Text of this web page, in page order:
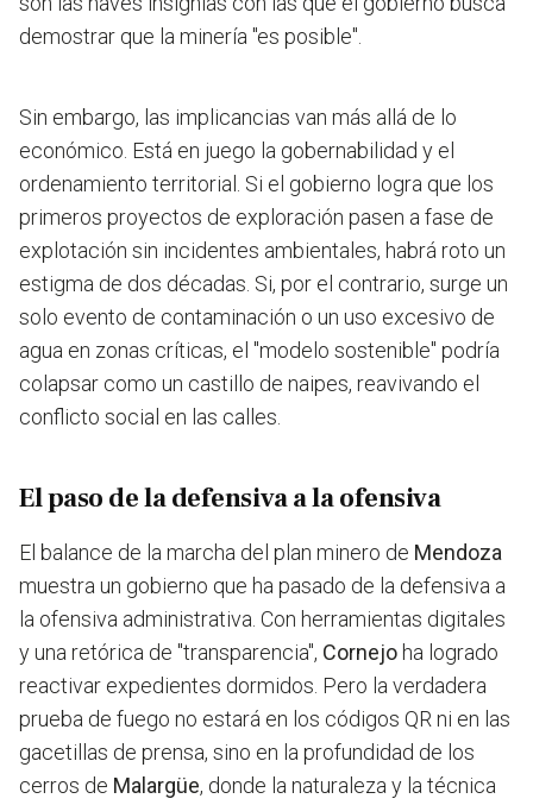
demostrar que la minería "es posible".
Sin embargo, las implicancias van más allá de lo
económico. Está en juego la gobernabilidad y el
ordenamiento territorial. Si el gobierno logra que los
primeros proyectos de exploración pasen a fase de
explotación sin incidentes ambientales, habrá roto un
estigma de dos décadas. Si, por el contrario, surge un
solo evento de contaminación o un uso excesivo de
agua en zonas críticas, el "modelo sostenible" podría
colapsar como un castillo de naipes, reavivando el
conflicto social en las calles.
El paso de la defensiva a la ofensiva
El balance de la marcha del plan minero de Mendoza
muestra un gobierno que ha pasado de la defensiva a
la ofensiva administrativa. Con herramientas digitales
y una retórica de "transparencia", Cornejo ha logrado
reactivar expedientes dormidos. Pero la verdadera
prueba de fuego no estará en los códigos QR ni en las
gacetillas de prensa, sino en la profundidad de los
cerros de Malargüe, donde la naturaleza y la técnica